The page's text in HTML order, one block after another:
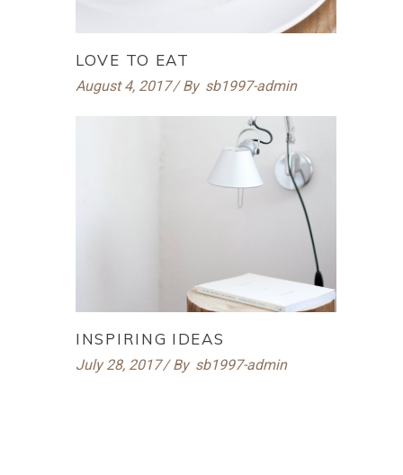
LOVE TO EAT
August 4, 2017 By sb1997-admin
INSPIRING IDEAS
July 28, 2017 By sb1997-admin